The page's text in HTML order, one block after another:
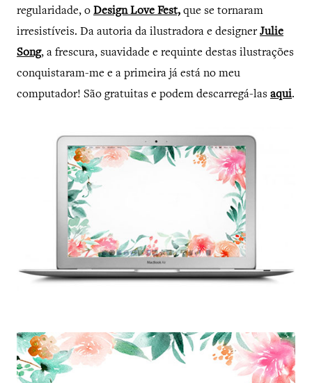
regularidade, o Design Love Fest, que se tornaram
irresistíveis. Da autoria da ilustradora e designer Julie
Song, a frescura, suavidade e requinte destas ilustrações
conquistaram-me e a primeira já está no meu
computador! São gratuitas e podem descarregá-las aqui.